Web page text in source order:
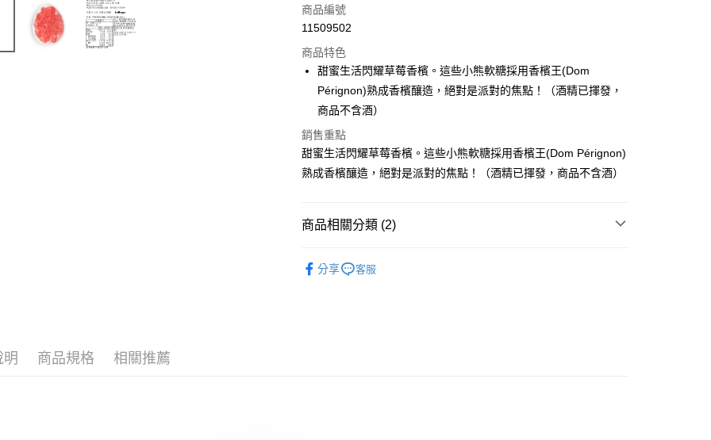
信用卡一次付款
3 期 0 利率 每期 NT$66
合作金庫商業銀行
第一商業銀行
華南商業銀行
國泰世華商業銀行
臺灣中小企業銀行
台中商業銀行
匯豐（台灣）商業銀行
華泰商業銀行
玉山商業銀行
Apple Pay
運送方式
每筆NT$300，滿NT$2,500(含以上)免運費
商品編號
11509502
商品特色
甜蜜生活閃耀草莓香檳。這些小熊軟糖採用香檳王(Dom
Pérignon)熟成香檳釀造，絕對是派對的焦點！（酒精已揮發，
商品不含酒）
銷售重點
甜蜜生活閃耀草莓香檳。這些小熊軟糖採用香檳王(Dom Pérignon)
熟成香檳釀造，絕對是派對的焦點！（酒精已揮發，商品不含酒）
商品相關分類 (2)
分享 客服
明 商品規格 相關推薦